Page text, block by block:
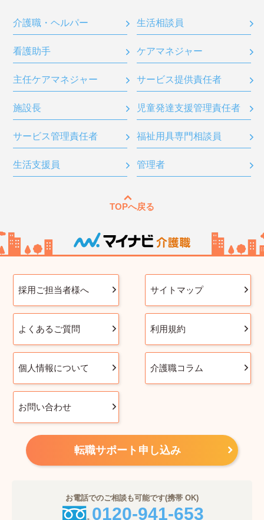
介護職・ヘルパー 生活相談員
看護助手 ケアマネジャー
主任ケアマネジャー サービス提供責任者
施設長 児童発達支援管理責任者
サービス管理責任者 福祉用具専門相談員
生活支援員 管理者
TOPへ戻る
採用ご担当者様へ サイトマップ
よくあるご質問 利用規約
個人情報について 介護職コラム
お問い合わせ
転職サポート申し込み
お電話でのご相談も可能です(携帯 OK)
0120-941-653